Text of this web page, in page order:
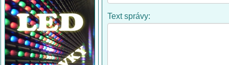
Text správy: